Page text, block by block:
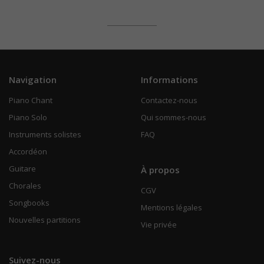
Navigation
Piano Chant
Piano Solo
Instruments solistes
Accordéon
Guitare
Chorales
Songbooks
Nouvelles partitions
Informations
Contactez-nous
Qui sommes-nous
FAQ
À propos
CGV
Mentions légales
Vie privée
Suivez-nous